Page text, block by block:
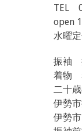
TEL
open
水曜
振袖
着物
二十
伊勢
伊勢